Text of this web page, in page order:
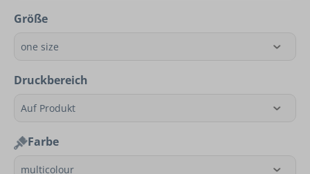
Größe
Druckbereich
Farbe